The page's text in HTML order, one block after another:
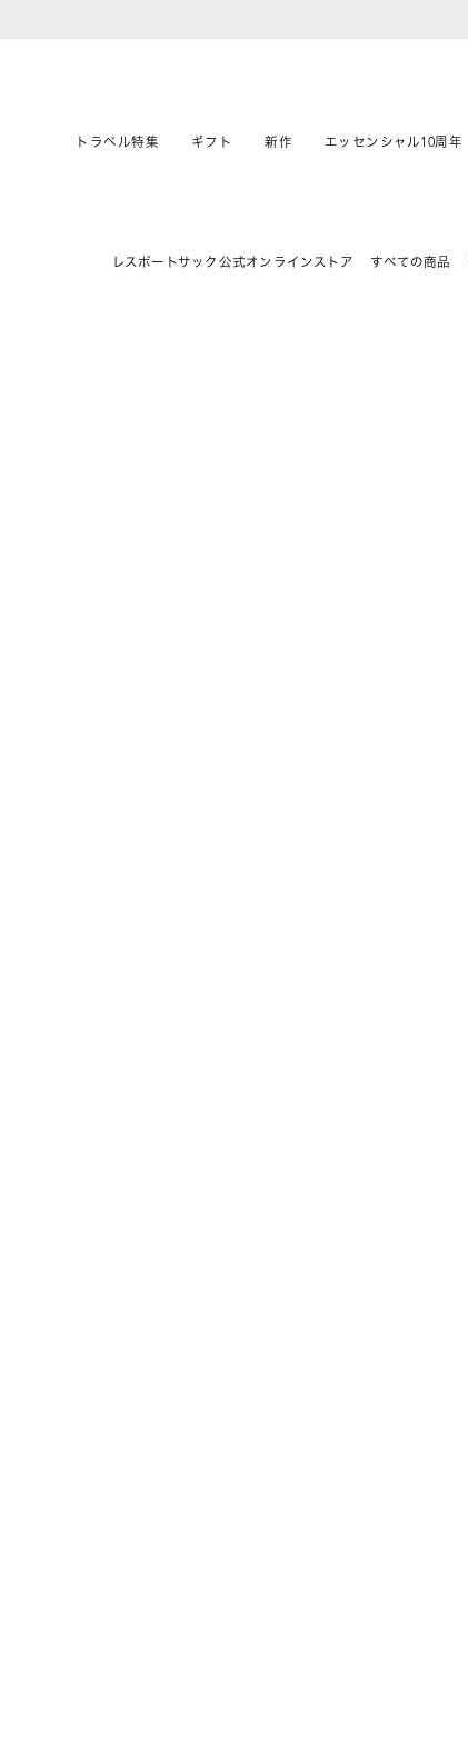
トラベル特集 ギフト 新作 エッセンシャル10周年
レスポートサック公式オンラインストア すべての商品